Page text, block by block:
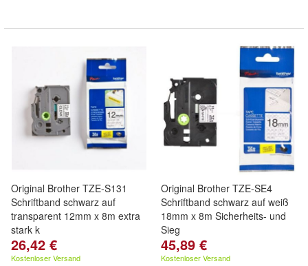
Original Brother TZE-S131
Schriftband schwarz auf
transparent 12mm x 8m extra
stark k
26,42 €
Kostenloser Versand
Original Brother TZE-SE4
Schriftband schwarz auf weiß
18mm x 8m Sicherheits- und
Sieg
45,89 €
Kostenloser Versand